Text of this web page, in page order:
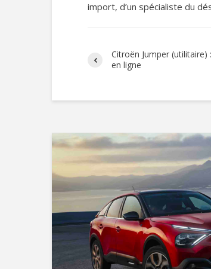
import, d’un spécialiste du
Citroën Jumper
en ligne